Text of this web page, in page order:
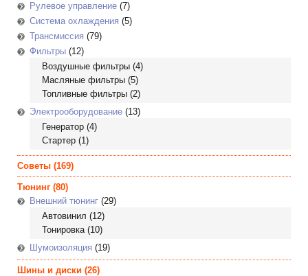
Рулевое управление (7)
Система охлаждения (5)
Трансмиссия (79)
Фильтры (12)
Воздушные фильтры (4)
Масляные фильтры (5)
Топливные фильтры (2)
Электрооборудование (13)
Генератор (4)
Стартер (1)
Советы (169)
Тюнинг (80)
Внешний тюнинг (29)
Автовинил (12)
Тонировка(10)
Шумоизоляция (19)
Шины и диски (26)